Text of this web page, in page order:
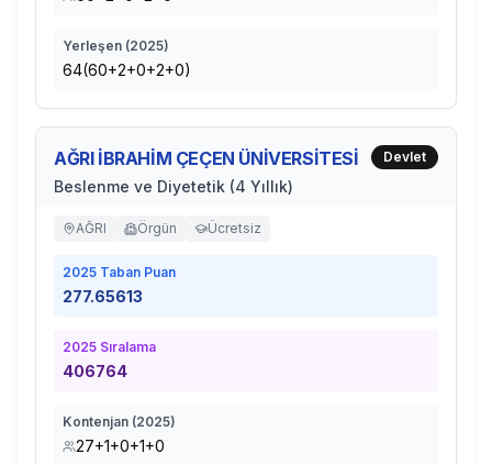
Yerleşen (2025)
64(60+2+0+2+0)
AĞRI İBRAHİM ÇEÇEN ÜNİVERSİTESİ
Beslenme ve Diyetetik (4 Yıllık)
Devlet
AĞRI Örgün Ücretsiz
2025 Taban Puan
277.65613
2025 Sıralama
406764
Kontenjan (2025)
27+1+0+1+0